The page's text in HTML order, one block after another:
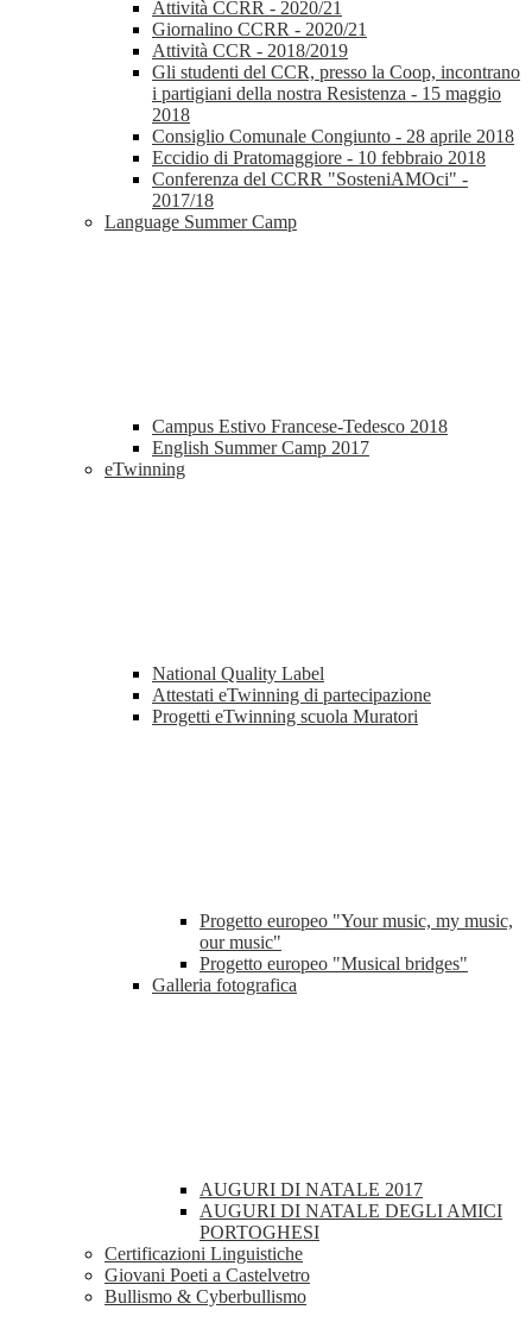
Attività CCRR - 2020/21
Giornalino CCRR - 2020/21
Attività CCR - 2018/2019
Gli studenti del CCR, presso la Coop, incontrano
i partigiani della nostra Resistenza - 15 maggio
2018
Consiglio Comunale Congiunto - 28 aprile 2018
Eccidio di Pratomaggiore - 10 febbraio 2018
Conferenza del CCRR "SosteniAMOci" -
2017/18
Language Summer Camp
Campus Estivo Francese-Tedesco 2018
English Summer Camp 2017
eTwinning
National Quality Label
Attestati eTwinning di partecipazione
Progetti eTwinning scuola Muratori
Progetto europeo "Your music, my music,
our music"
Progetto europeo "Musical bridges"
Galleria fotografica
AUGURI DI NATALE 2017
AUGURI DI NATALE DEGLI AMICI
PORTOGHESI
Certificazioni Linguistiche
Giovani Poeti a Castelvetro
Bullismo & Cyberbullismo